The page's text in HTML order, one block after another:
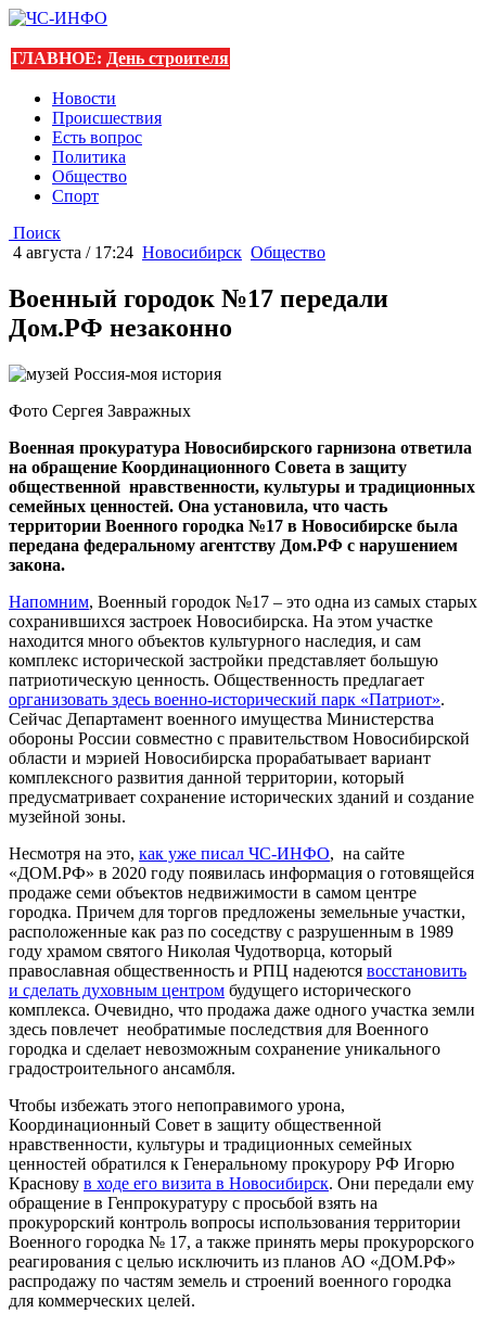
ГЛАВНОЕ: День строителя
Новости
Происшествия
Есть вопрос
Политика
Общество
Спорт
Поиск
4 августа / 17:24 Новосибирск Общество
Военный городок №17 передали
Дом.РФ незаконно
Фото Сергея Завражных
Военная прокуратура Новосибирского гарнизона ответила
на обращение Координационного Совета в защиту
общественной нравственности, культуры и традиционных
семейных ценностей. Она установила, что часть
территории Военного городка №17 в Новосибирске была
передана федеральному агентству Дом.РФ с нарушением
закона.
Напомним, Военный городок №17 – это одна из самых старых
сохранившихся застроек Новосибирска. На этом участке
находится много объектов культурного наследия, и сам
комплекс исторической застройки представляет большую
патриотическую ценность. Общественность предлагает
организовать здесь военно-исторический парк «Патриот».
Сейчас Департамент военного имущества Министерства
обороны России совместно с правительством Новосибирской
области и мэрией Новосибирска прорабатывает вариант
комплексного развития данной территории, который
предусматривает сохранение исторических зданий и создание
музейной зоны.
Несмотря на это, как уже писал ЧС-ИНФО, на сайте
«ДОМ.РФ» в 2020 году появилась информация о готовящейся
продаже семи объектов недвижимости в самом центре
городка. Причем для торгов предложены земельные участки,
расположенные как раз по соседству с разрушенным в 1989
году храмом святого Николая Чудотворца, который
православная общественность и РПЦ надеются восстановить
и сделать духовным центром будущего исторического
комплекса. Очевидно, что продажа даже одного участка земли
здесь повлечет необратимые последствия для Военного
городка и сделает невозможным сохранение уникального
градостроительного ансамбля.
Чтобы избежать этого непоправимого урона,
Координационный Совет в защиту общественной
нравственности, культуры и традиционных семейных
ценностей обратился к Генеральному прокурору РФ Игорю
Краснову в ходе его визита в Новосибирск. Они передали ему
обращение в Генпрокуратуру с просьбой взять на
прокурорский контроль вопросы использования территории
Военного городка № 17, а также принять меры прокурорского
реагирования с целью исключить из планов АО «ДОМ.РФ»
распродажу по частям земель и строений военного городка
для коммерческих целей.